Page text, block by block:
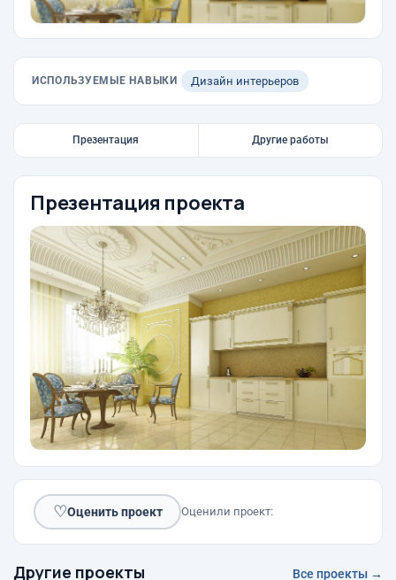
ИСПОЛЬЗУЕМЫЕ НАВЫКИ Дизайн интерьеров
Презентация Другие работы
Презентация проекта
♡Оценить проект Оценили проект:
Другие проекты Все проекты →